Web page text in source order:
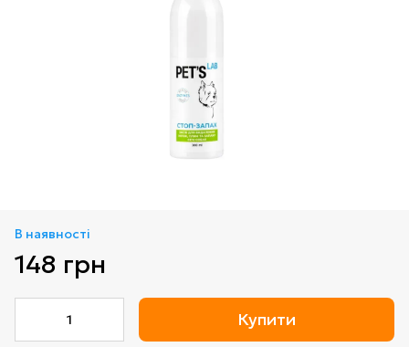
В наявності
148 грн
Купити